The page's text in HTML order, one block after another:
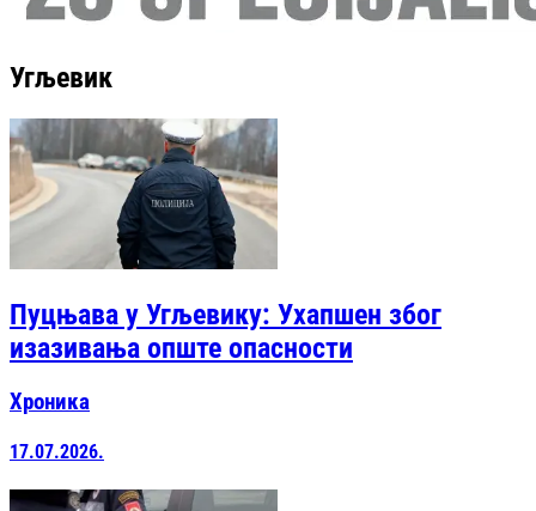
Угљевик
Пуцњава у Угљевику: Ухапшен због
изазивања опште опасности
Хроника
17.07.2026.